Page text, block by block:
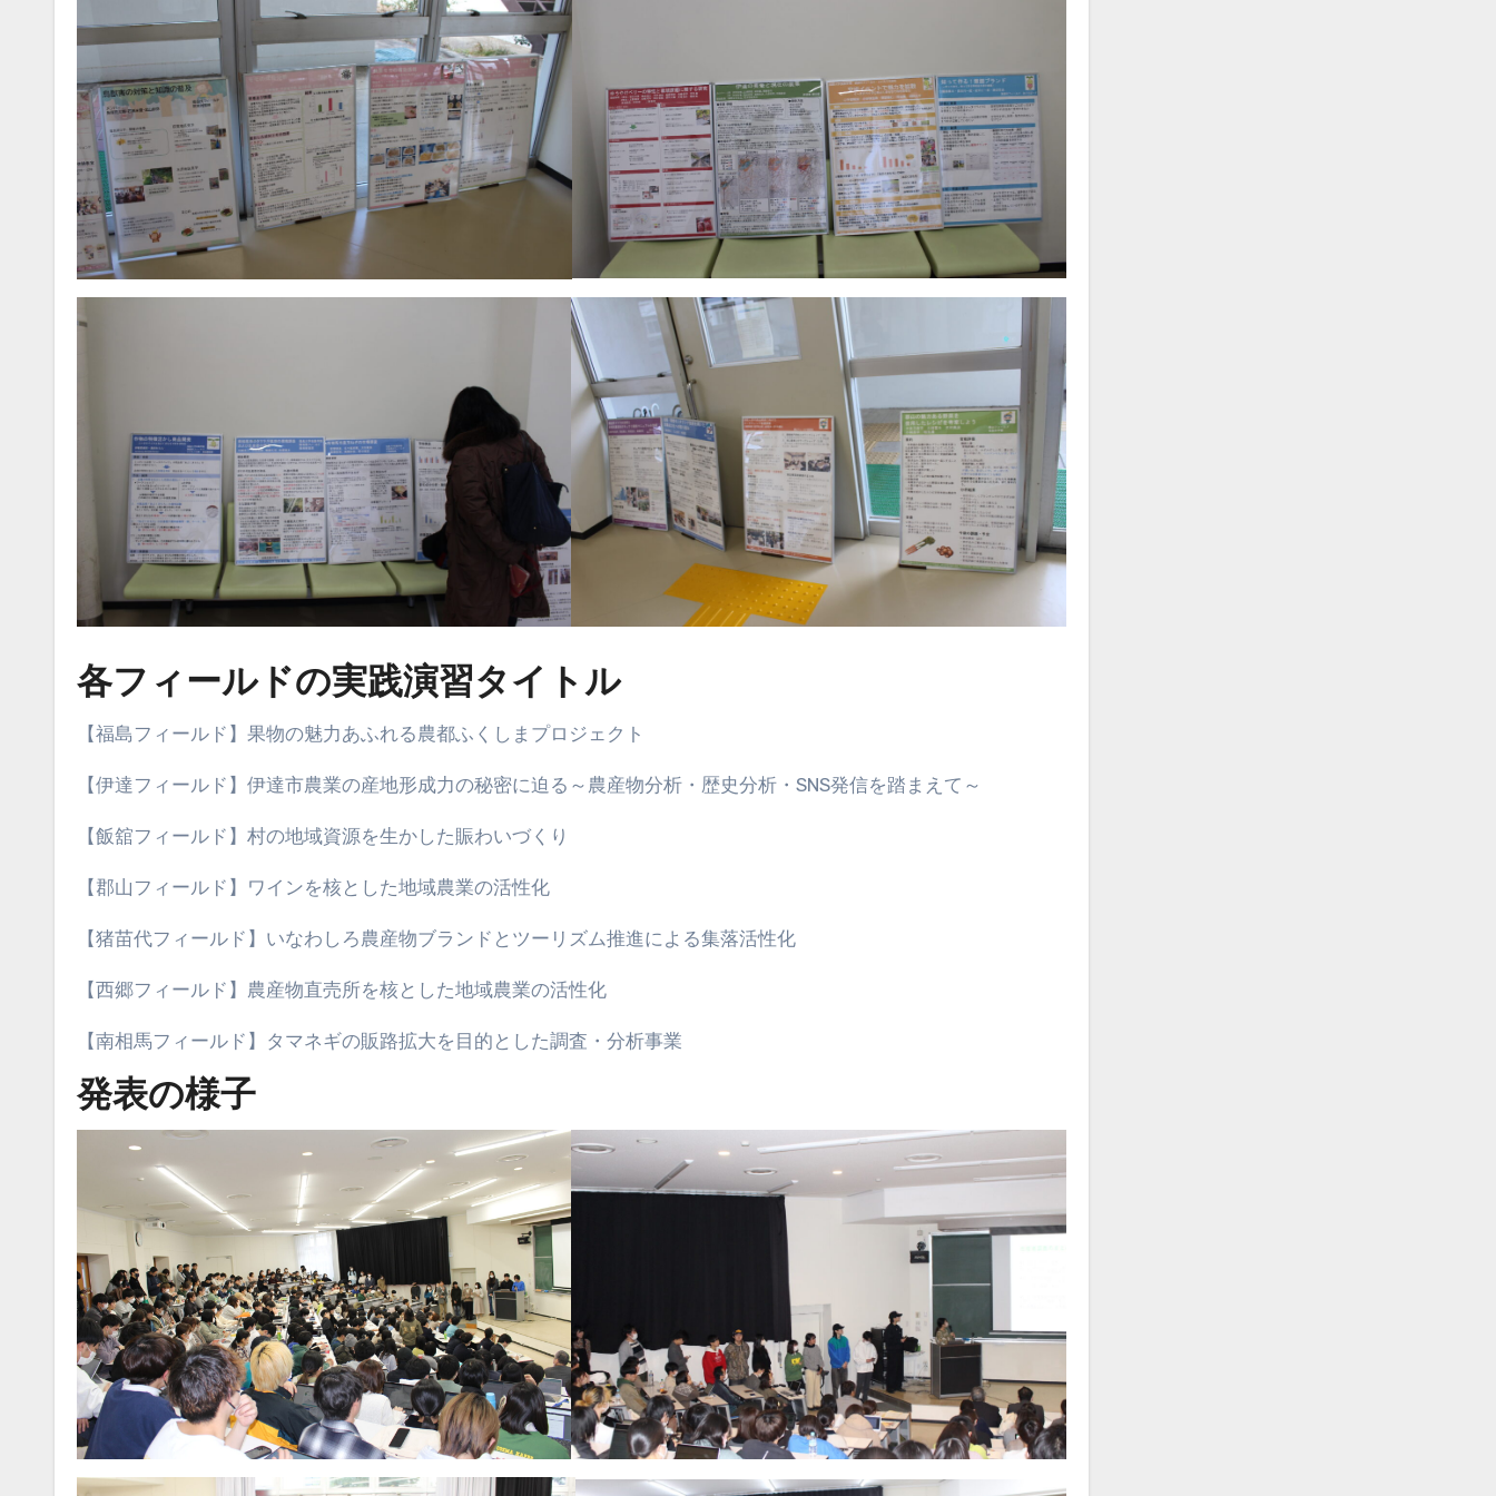
各フィールドの実践演習タイトル
【福島フィールド】果物の魅力あふれる農都ふくしまプロジェクト
【伊達フィールド】伊達市農業の産地形成力の秘密に迫る～農産物分析・歴史分析・SNS発信を踏まえて～
【飯舘フィールド】村の地域資源を生かした賑わいづくり
【郡山フィールド】ワインを核とした地域農業の活性化
【猪苗代フィールド】いなわしろ農産物ブランドとツーリズム推進による集落活性化
【西郷フィールド】農産物直売所を核とした地域農業の活性化
【南相馬フィールド】タマネギの販路拡大を目的とした調査・分析事業
発表の様子